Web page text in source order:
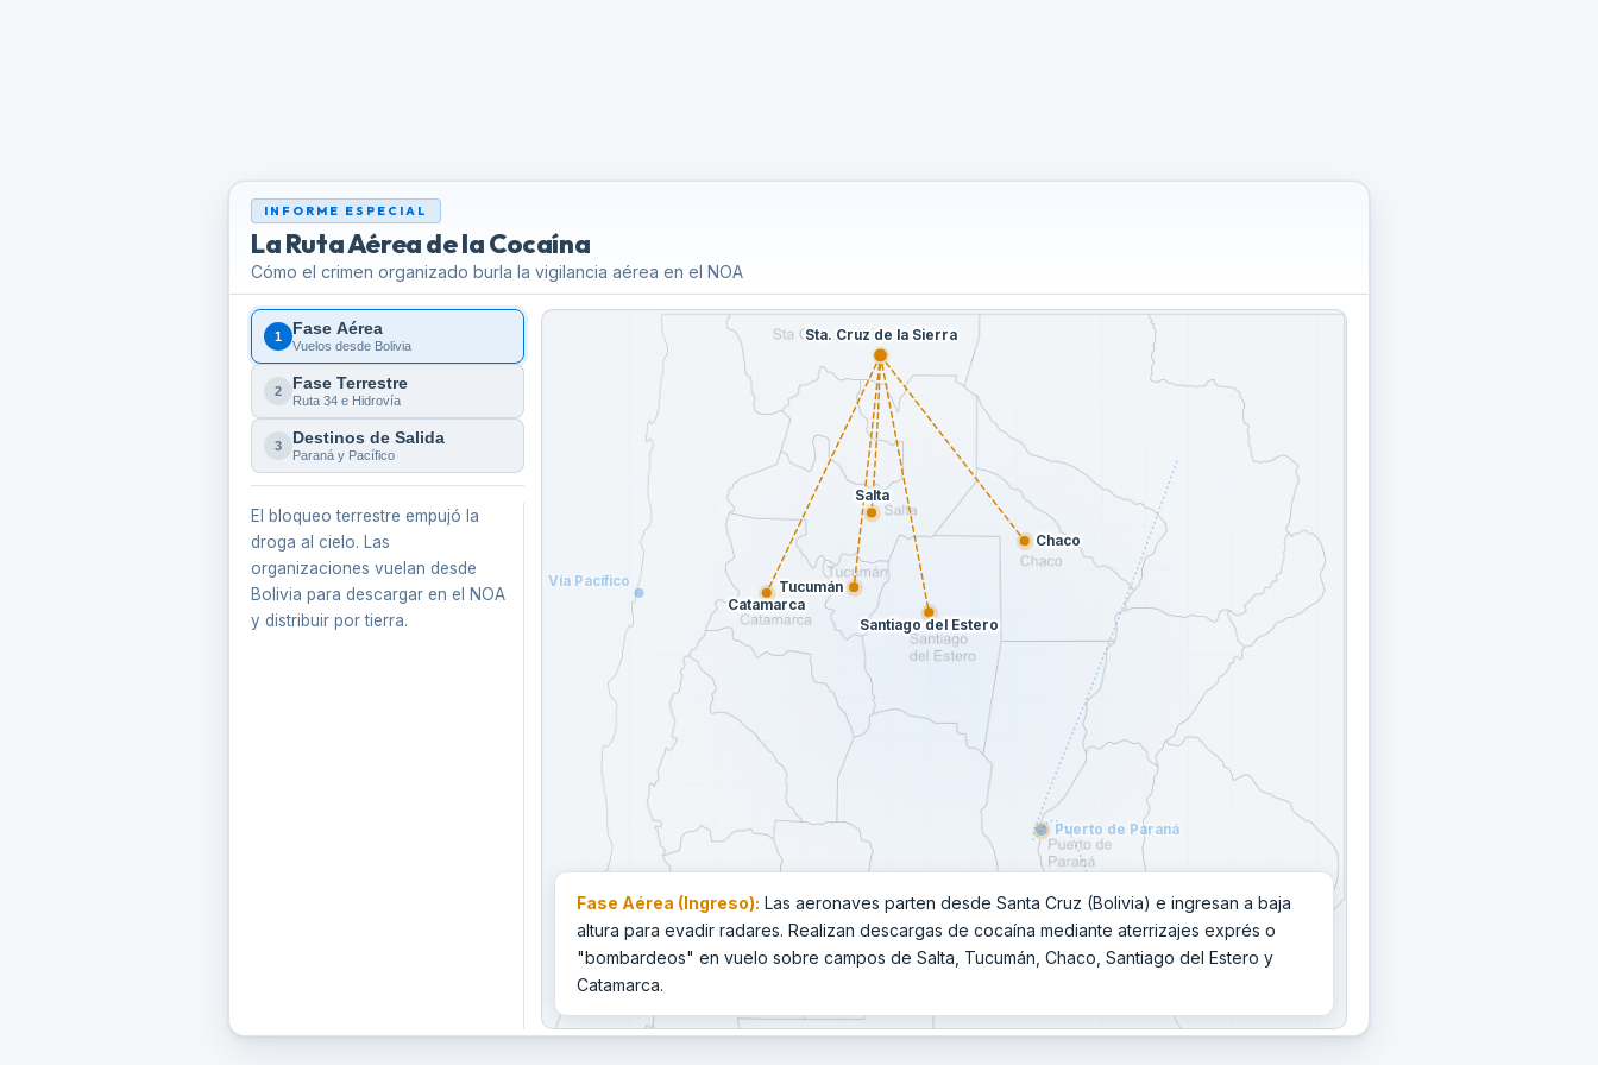
INFORME ESPECIAL
La Ruta Aérea de la Cocaína
Cómo el crimen organizado burla la vigilancia aérea en el NOA
1 Fase Aérea
Vuelos desde Bolivia
2 Fase Terrestre
Ruta 34 e Hidrovía
3 Destinos de Salida
Paraná y Pacífico
El bloqueo terrestre empujó la
droga al cielo. Las
organizaciones vuelan desde
Bolivia para descargar en el NOA
y distribuir por tierra.
Fase Aérea (Ingreso): Las aeronaves parten desde Santa Cruz (Bolivia) e ingresan a baja
altura para evadir radares. Realizan descargas de cocaína mediante aterrizajes exprés o
"bombardeos" en vuelo sobre campos de Salta, Tucumán, Chaco, Santiago del Estero y
Catamarca.
Sta. Cruz de la Sierra
Salta
Tucumán
Chaco
Catamarca
Santiago del Estero
Puerto de Paraná
Vía Pacífico